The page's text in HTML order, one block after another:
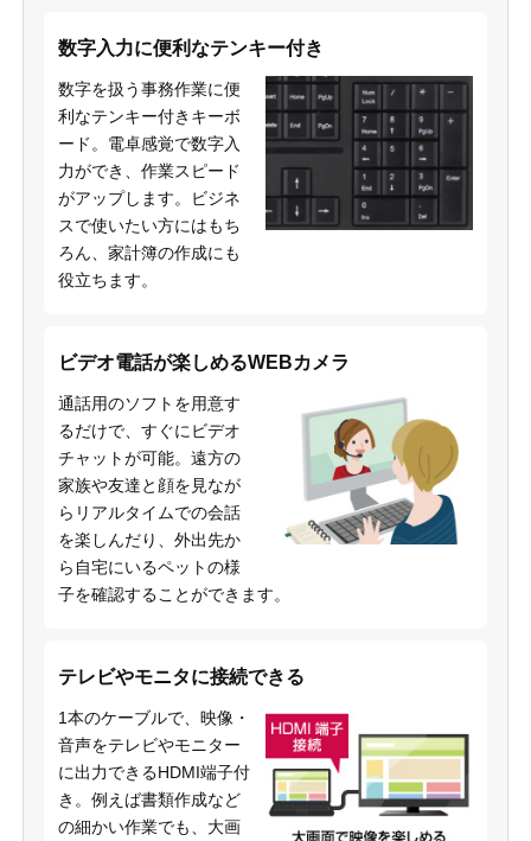
数字入力に便利なテンキー付き
数字を扱う事務作業に便
利なテンキー付きキーボ
ード。電卓感覚で数字入
力ができ、作業スピード
がアップします。ビジネ
スで使いたい方にはもち
ろん、家計簿の作成にも
役立ちます。
ビデオ電話が楽しめるWEBカメラ
通話用のソフトを用意す
るだけで、すぐにビデオ
チャットが可能。遠方の
家族や友達と顔を見なが
らリアルタイムでの会話
を楽しんだり、外出先か
ら自宅にいるペットの様
子を確認することができます。
テレビやモニタに接続できる
1本のケーブルで、映像・
音声をテレビやモニター
に出力できるHDMI端子付
き。例えば書類作成など
の細かい作業でも、大画